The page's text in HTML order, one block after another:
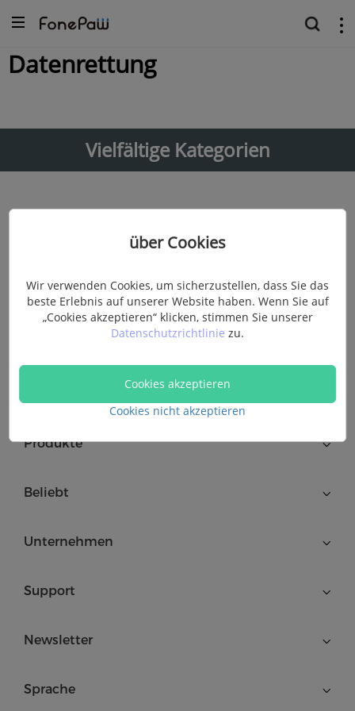
Datenrettung
Vielfältige Kategorien
Unsere Beiträge per E-Mail
abonnieren
Produkte
Beliebt
Unternehmen
Support
Newsletter
Sprache
über Cookies
Wir verwenden Cookies, um sicherzustellen, dass Sie das
beste Erlebnis auf unserer Website haben. Wenn Sie auf
„Cookies akzeptieren“ klicken, stimmen Sie unserer
Datenschutzrichtlinie zu.
Cookies akzeptieren
Cookies nicht akzeptieren